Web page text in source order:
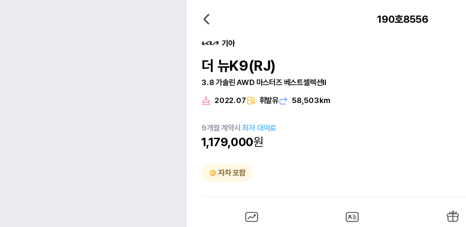
190호8556
기아
더 뉴K9(RJ)
3.8 가솔린 AWD 마스터즈 베스트셀렉션Ⅱ
2022.07 휘발유 58,503km
9개월 계약시최저 대여료
1,179,000원
자차 포함